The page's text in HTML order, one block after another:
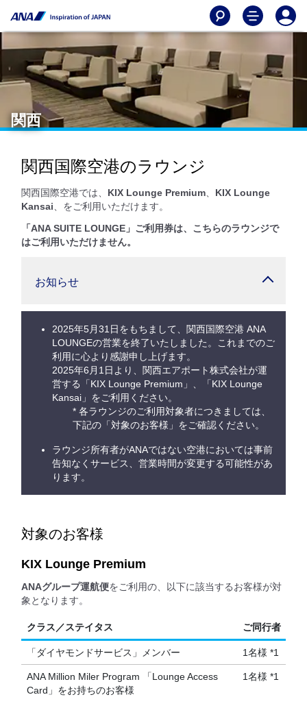
関西
関西国際空港のラウンジ
関西国際空港では、 KIX Lounge Premium
KIX Lounge
Kansai 、をご利用いただけます。
「ANA SUITE LOUNGE」ご利用券は、こちらのラウンジで
はご利用いただけません。
お知らせ
2025年5月31日をもちまして、関西国際空港 ANA
LOUNGEの営業を終了いたしました。これまでのご
利用に心より感謝申し上げます。
2025年6月1日より、関西エアポート株式会社が運
営する「KIX Lounge Premium」、「KIX Lounge
Kansai」をご利用ください。
* 各ラウンジのご利用対象者につきましては、
下記の「対象のお客様」をご確認ください。
ラウンジ所有者がANAではない空港においては事前
告知なくサービス、営業時間が変更する可能性があ
ります。
対象のお客様
KIX Lounge Premium
ANAグループ運航便をご利用の、以下に該当するお客様が対
象となります。
クラス／ステイタス ご同行者
「ダイヤモンドサービス」メンバー 1名様 *1
ANA Million Miler Program 「Lounge Access
Card」をお持ちのお客様
1名様 *1